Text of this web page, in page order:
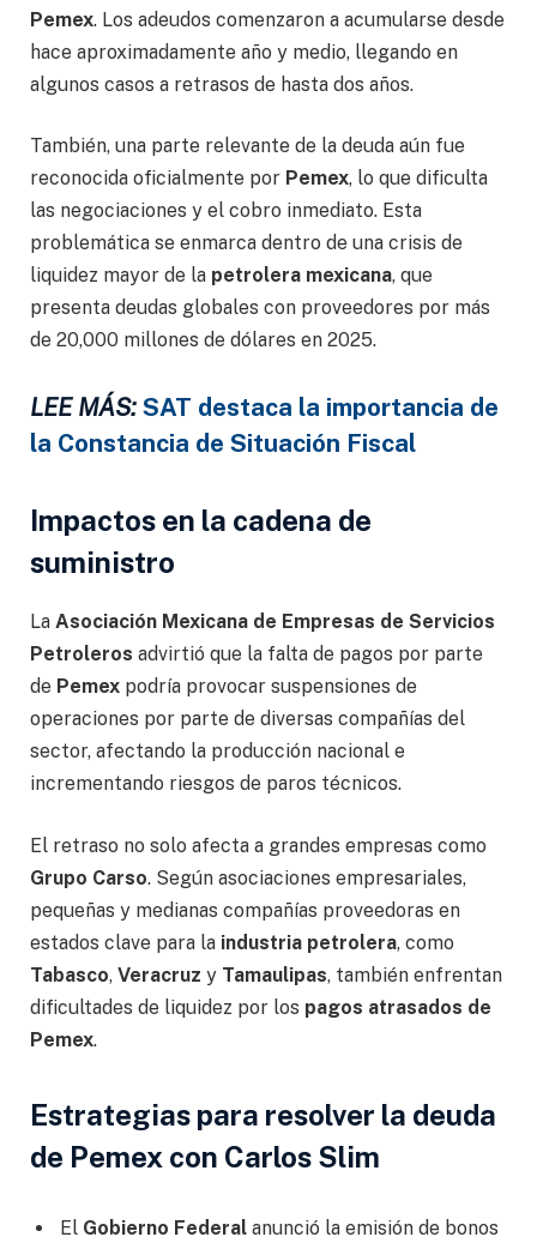
Pemex. Los adeudos comenzaron a acumularse desde
hace aproximadamente año y medio, llegando en
algunos casos a retrasos de hasta dos años.
También, una parte relevante de la deuda aún fue
reconocida oficialmente por Pemex, lo que dificulta
las negociaciones y el cobro inmediato. Esta
problemática se enmarca dentro de una crisis de
liquidez mayor de la petrolera mexicana, que
presenta deudas globales con proveedores por más
de 20,000 millones de dólares en 2025.
LEE MÁS: SAT destaca la importancia de
la Constancia de Situación Fiscal
Impactos en la cadena de
suministro
La Asociación Mexicana de Empresas de Servicios
Petroleros advirtió que la falta de pagos por parte
de Pemex podría provocar suspensiones de
operaciones por parte de diversas compañías del
sector, afectando la producción nacional e
incrementando riesgos de paros técnicos.
El retraso no solo afecta a grandes empresas como
Grupo Carso. Según asociaciones empresariales,
pequeñas y medianas compañías proveedoras en
estados clave para la industria petrolera, como
Tabasco, Veracruz y Tamaulipas, también enfrentan
dificultades de liquidez por los pagos atrasados de
Pemex.
Estrategias para resolver la deuda
de Pemex con Carlos Slim
El Gobierno Federal anunció la emisión de bonos